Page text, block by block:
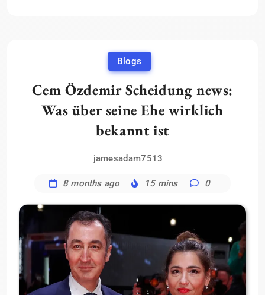
Blogs
Cem Özdemir Scheidung news:
Was über seine Ehe wirklich
bekannt ist
jamesadam7513
8 months ago 15 mins 0